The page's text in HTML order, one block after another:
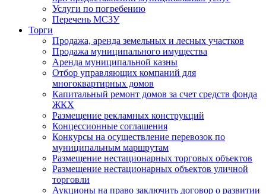
Услуги по погребению
Перечень МСЗУ
Торги
Продажа, аренда земельных и лесных участков
Продажа муниципального имущества
Аренда муниципальной казны
Отбор управляющих компаний для
многоквартирных домов
Капитальный ремонт домов за счет средств фонда
ЖКХ
Размещение рекламных конструкций
Концессионные соглашения
Конкурсы на осуществление перевозок по
муниципальным маршрутам
Размещение нестационарных торговых объектов
Размещение нестационарных объектов уличной
торговли
Аукционы на право заключить договор о развитии